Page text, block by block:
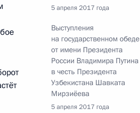
в расширенном
5 апреля 2017 года
Выступления
на государственном обеде
от имени Президента
России Владимира Путина
в честь Президента
Узбекистана Шавката
Мирзиёева
5 апреля 2017 года